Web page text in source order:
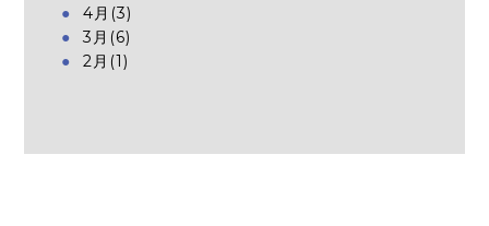
4月(3)
3月(6)
2月(1)